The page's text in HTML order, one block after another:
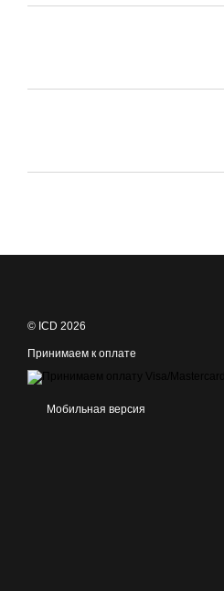
© ICD 2026
Принимаем к оплате
Мобильная версия